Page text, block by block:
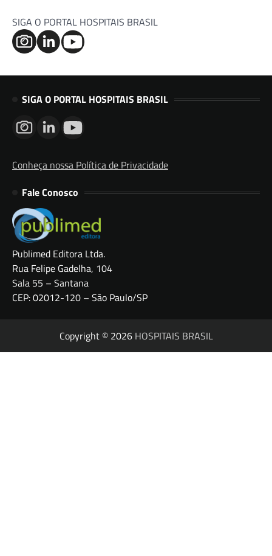
SIGA O PORTAL HOSPITAIS BRASIL
SIGA O PORTAL HOSPITAIS BRASIL
Conheça nossa Política de Privacidade
Fale Conosco
Publimed Editora Ltda.
Rua Felipe Gadelha, 104
Sala 55 – Santana
CEP: 02012-120 – São Paulo/SP
Copyright © 2026 HOSPITAIS BRASIL